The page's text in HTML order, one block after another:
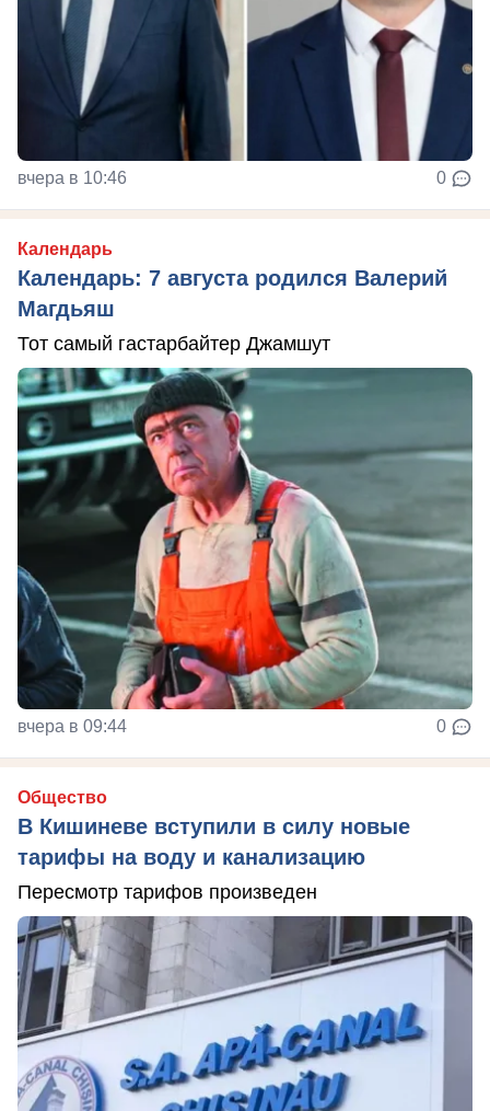
вчера в 10:46 0
Календарь
Календарь: 7 августа родился Валерий
Магдьяш
Тот самый гастарбайтер Джамшут
вчера в 09:44 0
Общество
В Кишиневе вступили в силу новые
тарифы на воду и канализацию
Пересмотр тарифов произведен